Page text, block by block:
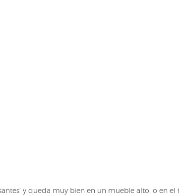
y queda muy bien en un mueble alto, o en el